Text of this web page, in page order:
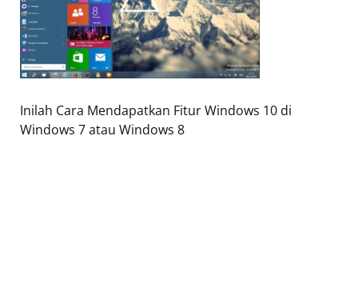
Inilah Cara Mendapatkan Fitur Windows 10 di
Windows 7 atau Windows 8